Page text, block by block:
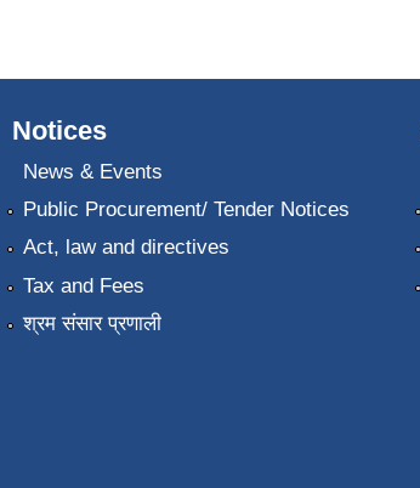
Notices
News & Events
Public Procurement/ Tender Notices
Act, law and directives
Tax and Fees
श्रम संसार प्रणाली